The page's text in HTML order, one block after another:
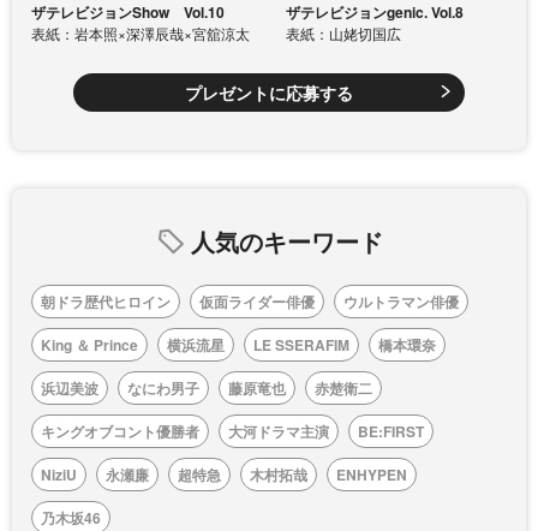
ザテレビジョンShow Vol.10
表紙：岩本照×深澤辰哉×宮舘涼太
ザテレビジョンgenic. Vol.8
表紙：山姥切国広
プレゼントに応募する
人気のキーワード
朝ドラ歴代ヒロイン 仮面ライダー俳優
ウルトラマン俳優
King ＆ Prince
横浜流星 LE SSERAFIM
橋本環奈
浜辺美波
なにわ男子 藤原竜也
赤楚衛二
キングオブコント優勝者
大河ドラマ主演
BE:FIRST
NiziU
永瀬廉 超特急 木村拓哉
ENHYPEN
乃木坂46